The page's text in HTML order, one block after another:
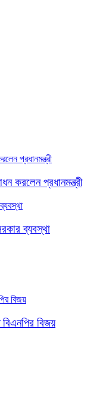
করলেন প্রধানমন্ত্রী
ব্যবস্থা
বিএনপির বিজয়